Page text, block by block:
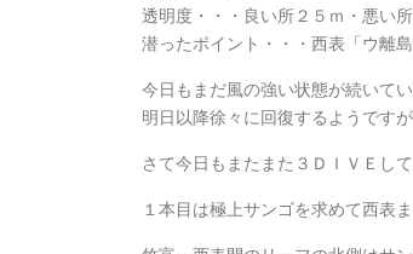
透明度・・・良い所２５ｍ・悪い
潜ったポイント・・・西表「ウ離
今日もまだ風の強い状態が続いてい
明日以降徐々に回復するようです
さて今日もまたまた３ＤＩＶＥし
１本目は極上サンゴを求めて西表